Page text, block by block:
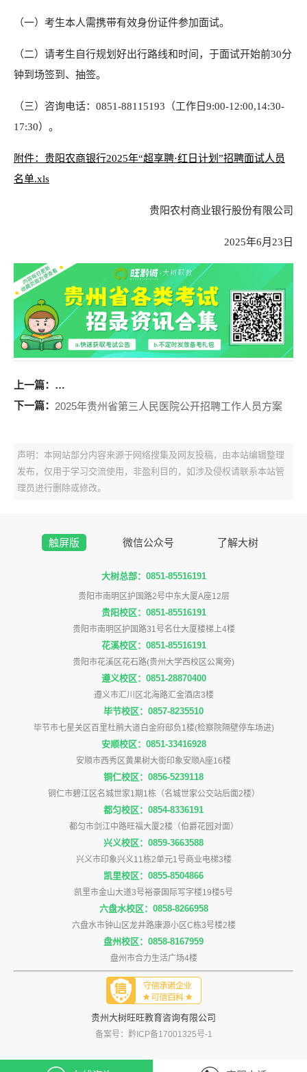
（一）考生本人需携带有效身份证件参加面试。
（二）请考生自行规划好出行路线和时间，于面试开始前30分
钟到场签到、抽签。
（三）咨询电话：0851-88115193（工作日9:00-12:00,14:30-
17:30）。
附件：贵阳农商银行2025年“超享聘·红日计划”招聘面试人员
名单.xls
贵阳农村商业银行股份有限公司
2025年6月23日
上一篇：
2025年毕节市七星关区招聘事业单位工作人员教师岗
下一篇： 2025年贵州省第三人民医院公开招聘工作人员方案
声明：本网站部分内容来源于网络搜集及网友投稿，由本站编辑整理
发布，仅用于学习交流使用，非盈利目的，如涉及侵权请联系本站管
理员进行删除或修改。
触屏版 微信公众号 了解大树
大树总部：0851-85516191
贵阳市南明区护国路2号中东大厦A座12层
贵阳校区：0851-85516191
贵阳市南明区护国路31号名仕大厦楼梯上4楼
花溪校区：0851-85516191
贵阳市花溪区花石路(贵州大学西校区公寓旁)
遵义校区：0851-28870400
遵义市汇川区北海路汇金酒店3楼
毕节校区：0857-8235510
毕节市七星关区百里杜鹃大道白金府邸负1楼(检察院隔壁停车场进)
安顺校区：0851-33416928
安顺市西秀区黄果树大街印象安顺A座16楼
铜仁校区：0856-5239118
铜仁市碧江区名城世家1期1栋（名城世家公交站后面2楼）
都匀校区：0854-8336191
都匀市剑江中路旺福大厦2楼（伯爵花园对面）
兴义校区：0859-3663588
兴义市印象兴义11栋2单元1号商业电梯3楼
凯里校区：0855-8504866
凯里市金山大道3号裕豪国际写字楼19楼5号
六盘水校区：0858-8266958
六盘水市钟山区龙井路康源小区C栋3号楼2楼
盘州校区：0858-8167959
盘州市合力生活广场4楼
贵州大树旺旺教育咨询有限公司
备案号：黔ICP备17001325号-1